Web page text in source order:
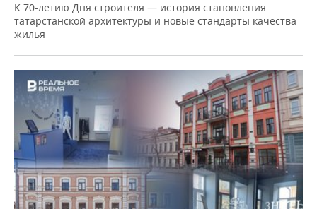
К 70-летию Дня строителя — история становления
татарстанской архитектуры и новые стандарты качества
жилья